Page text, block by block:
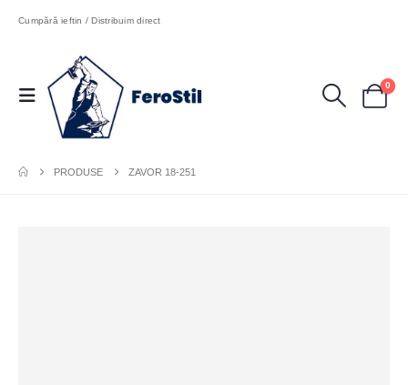
Cumpără ieftin / Distribuim direct
0
PRODUSE ZAVOR 18-251